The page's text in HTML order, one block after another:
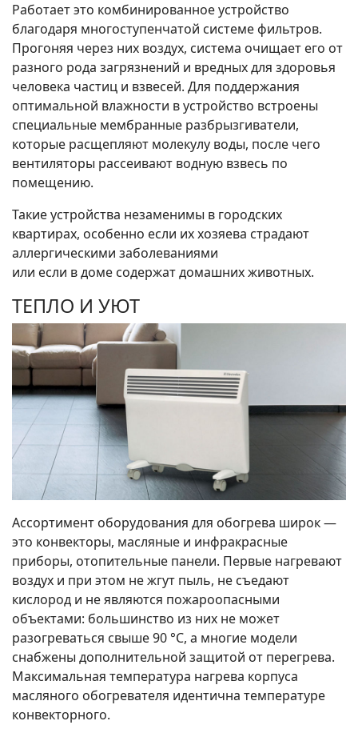
Работает это комбинированное устройство
благодаря многоступенчатой системе фильтров.
Прогоняя через них воздух, система очищает его от
разного рода загрязнений и вредных для здоровья
человека частиц и взвесей. Для поддержания
оптимальной влажности в устройство встроены
специальные мембранные разбрызгиватели,
которые расщепляют молекулу воды, после чего
вентиляторы рассеивают водную взвесь по
помещению.
Такие устройства незаменимы в городских
квартирах, особенно если их хозяева страдают
аллергическими заболеваниями
или если в доме содержат домашних животных.
ТЕПЛО И УЮТ
Ассортимент оборудования для обогрева широк —
это конвекторы, масляные и инфракрасные
приборы, отопительные панели. Первые нагревают
воздух и при этом не жгут пыль, не съедают
кислород и не являются пожароопасными
объектами: большинство из них не может
разогреваться свыше 90 °С, а многие модели
снабжены дополнительной защитой от перегрева.
Максимальная температура нагрева корпуса
масляного обогревателя идентична температуре
конвекторного.